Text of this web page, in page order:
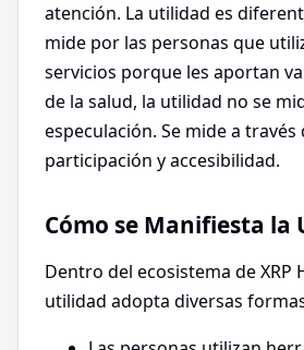
atención. La utilidad es
mide por las personas que
servicios porque les aportan
de la salud, la utilidad no se
especulación. Se mide a
participación y accesibilidad.
Cómo se Manifiesta la
Dentro del ecosistema de XRP
utilidad adopta diversas